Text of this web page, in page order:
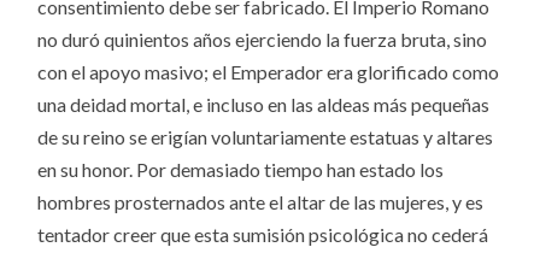
consentimiento debe ser fabricado. El Imperio Romano
no duró quinientos años ejerciendo la fuerza bruta, sino
con el apoyo masivo; el Emperador era glorificado como
una deidad mortal, e incluso en las aldeas más pequeñas
de su reino se erigían voluntariamente estatuas y altares
en su honor. Por demasiado tiempo han estado los
hombres prosternados ante el altar de las mujeres, y es
tentador creer que esta sumisión psicológica no cederá